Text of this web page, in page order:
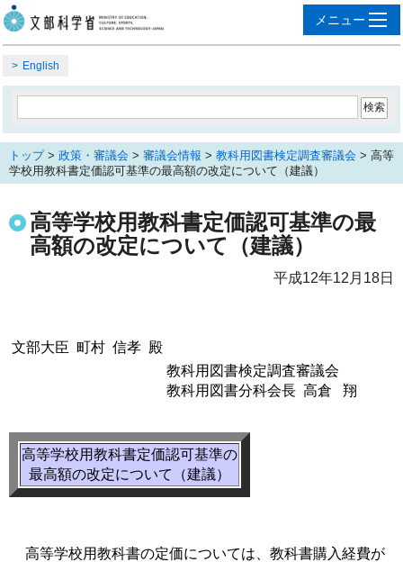
English
トップ> 政策・審議会 > 審議会情報 > 教科用図書検定調査審議会 > 高等
学校用教科書定価認可基準の最高額の改定について（建議）
高等学校用教科書定価認可基準の最
高額の改定について（建議）
平成12年12月18日
文部大臣 町村 信孝 殿
教科用図書検定調査審議会
教科用図書分科会長 高倉 翔
高等学校用教科書定価認可基準の
最高額の改定について（建議）
高等学校用教科書の定価については、教科書購入経費が